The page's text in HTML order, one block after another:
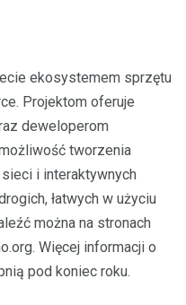
ekosystemem sprzętu
Projektom oferuje
deweloperom
tworzenia
i interaktywnych
łatwych w użyciu
można na stronach
Więcej informacji o
pod koniec roku.